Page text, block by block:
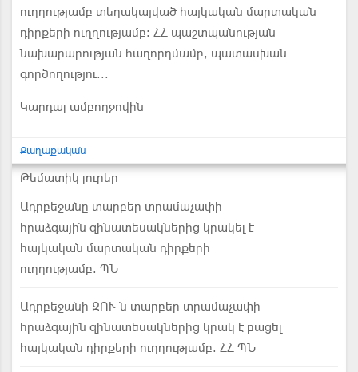
ուղղությամբ տեղակայված հայկական մարտական
դիրքերի ուղղությամբ։ ՀՀ պաշտպանության
նախարարության հաղորդմամբ, պատասխան
գործողությու...
Կարդալ ամբողջովին
Քաղաքական
Թեմատիկ լուրեր
Ադրբեջանը տարբեր տրամաչափի
հրաձգային զինատեսակներից կրակել է
հայկական մարտական դիրքերի
ուղղությամբ. ՊՆ
Ադրբեջանի ԶՈՒ-ն տարբեր տրամաչափի
հրաձգային զինատեսակներից կրակ է բացել
հայկական դիրքերի ուղղությամբ. ՀՀ ՊՆ